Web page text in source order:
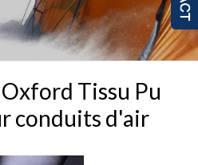
Tissu Pu
conduits d'air